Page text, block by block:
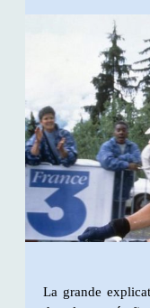
La grande